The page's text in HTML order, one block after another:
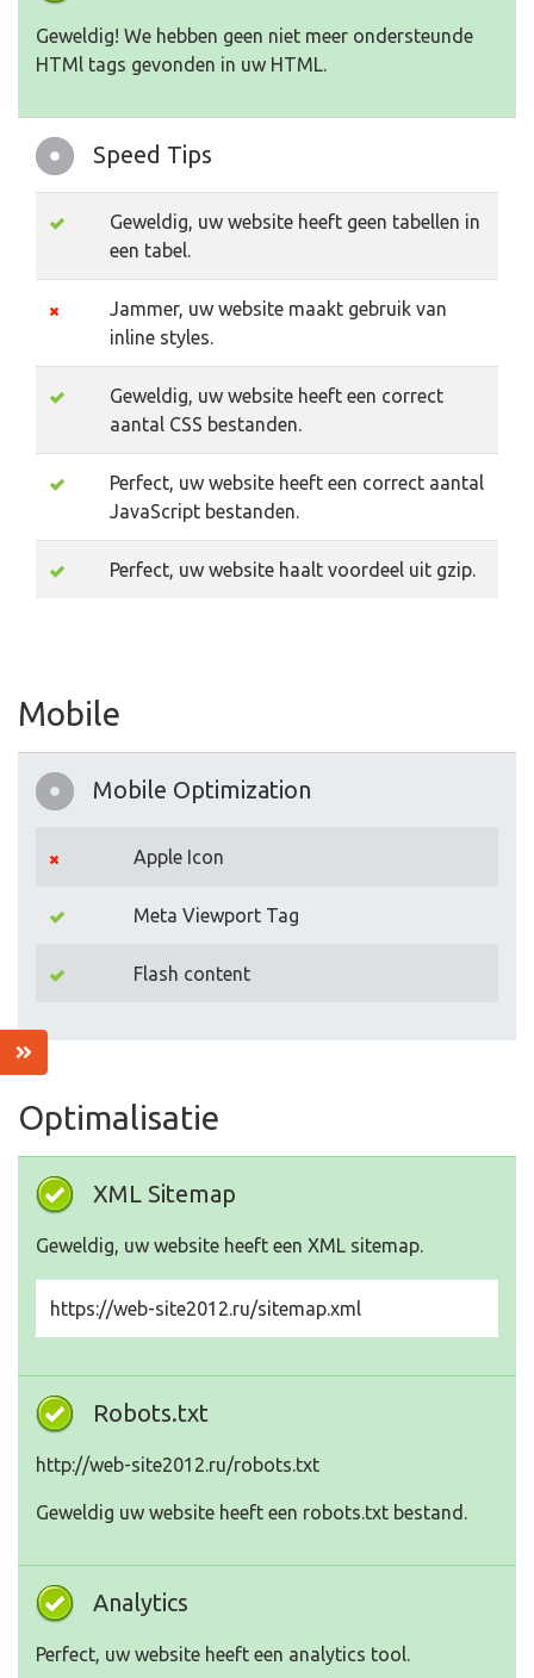
Geweldig! We hebben geen niet meer ondersteunde
HTMl tags gevonden in uw HTML.
Speed Tips
Geweldig, uw website heeft geen tabellen in
een tabel.
Jammer, uw website maakt gebruik van
inline styles.
Geweldig, uw website heeft een correct
aantal CSS bestanden.
Perfect, uw website heeft een correct aantal
JavaScript bestanden.
Perfect, uw website haalt voordeel uit gzip.
Mobile
Mobile Optimization
Apple Icon
Meta Viewport Tag
Flash content
Optimalisatie
XML Sitemap
Geweldig, uw website heeft een XML sitemap.
https://web-site2012.ru/sitemap.xml
Robots.txt
http://web-site2012.ru/robots.txt
Geweldig uw website heeft een robots.txt bestand.
Analytics
Perfect, uw website heeft een analytics tool.